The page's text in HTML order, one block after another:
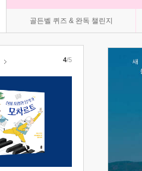
골든벨 퀴즈 & 완독 챌린지
4/5